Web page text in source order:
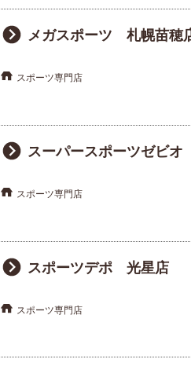
メガスポーツ 札幌苗穂
スポーツ専門店
スーパースポーツゼビ
スポーツ専門店
スポーツデポ 光星店
スポーツ専門店